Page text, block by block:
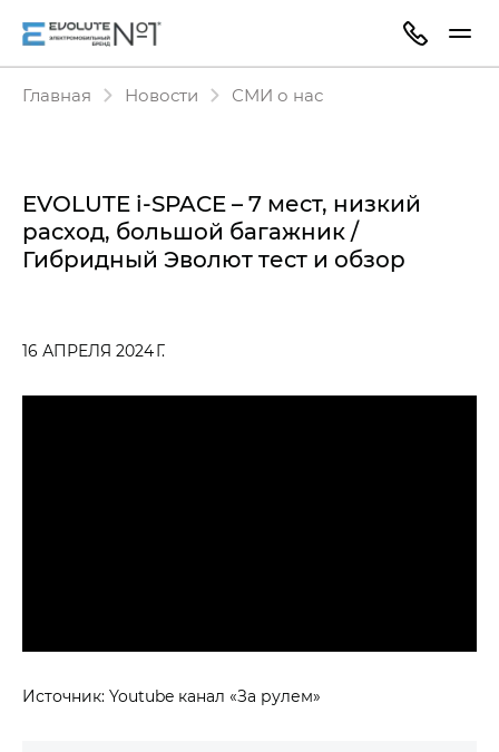
Главная Новости СМИ о нас
EVOLUTE i-SPACE – 7 мест, низкий
расход, большой багажник /
Гибридный Эволют тест и обзор
16 АПРЕЛЯ 2024 Г.
Источник: Youtube канал «За рулем»